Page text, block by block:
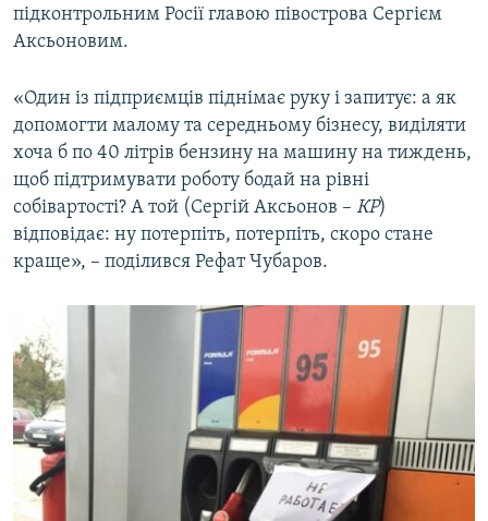
підконтрольним Росії главою півострова Сергієм
Аксьоновим.
«Один із підприємців піднімає руку і запитує: а як
допомогти малому та середньому бізнесу, виділяти
хоча б по 40 літрів бензину на машину на тиждень,
щоб підтримувати роботу бодай на рівні
собівартості? А той (Сергій Аксьонов – КР)
відповідає: ну потерпіть, потерпіть, скоро стане
краще», – поділився Рефат Чубаров.